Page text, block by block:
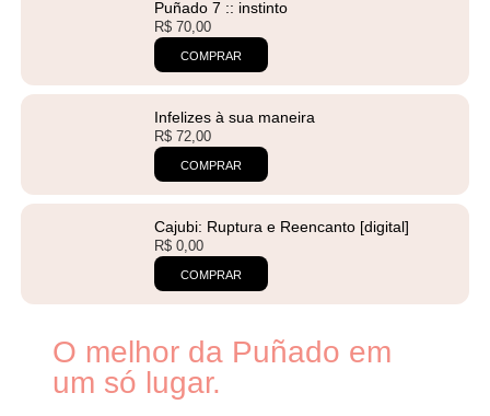
Puñado 7 :: instinto
R$70,00
COMPRAR
Infelizes à sua maneira
R$72,00
COMPRAR
Cajubi: Ruptura e Reencanto [digital]
R$0,00
COMPRAR
O melhor da Puñado em
um só lugar.